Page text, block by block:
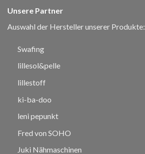
Unsere Partner
Auswahl der Hersteller unserer Produkte:
Swafing
lillesol&pelle
lillestoff
ki-ba-doo
leni pepunkt
Fred von SOHO
Juki Nähmaschinen